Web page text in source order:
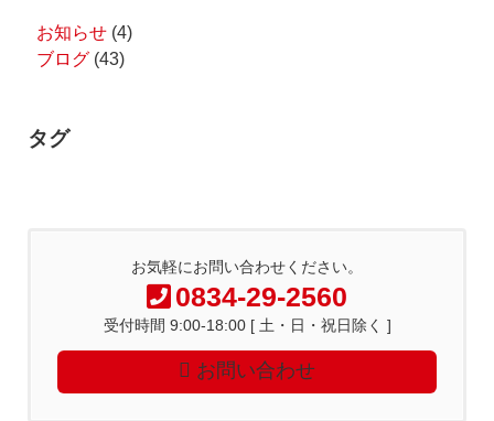
お知らせ (4)
ブログ (43)
タグ
お気軽にお問い合わせください。
0834-29-2560
受付時間 9:00-18:00 [ 土・日・祝日除く ]
お問い合わせ